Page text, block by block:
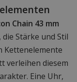
Chain 43 mm
Stärke und Stil
Kettenelemente
verleihen diesem
Eine Uhr,